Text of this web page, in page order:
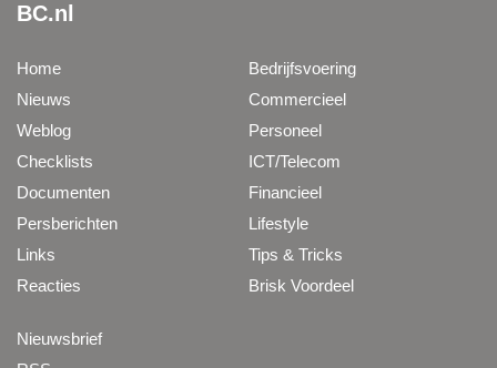
BC.nl
Home
Nieuws
Weblog
Checklists
Documenten
Persberichten
Links
Reacties
Bedrijfsvoering
Commercieel
Personeel
ICT/Telecom
Financieel
Lifestyle
Tips & Tricks
Brisk Voordeel
Nieuwsbrief